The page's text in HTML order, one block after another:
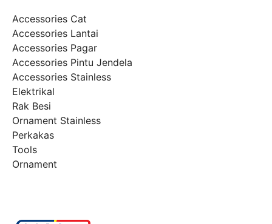
Accessories Cat
Accessories Lantai
Accessories Pagar
Accessories Pintu Jendela
Accessories Stainless
Elektrikal
Rak Besi
Ornament Stainless
Perkakas
Tools
Ornament